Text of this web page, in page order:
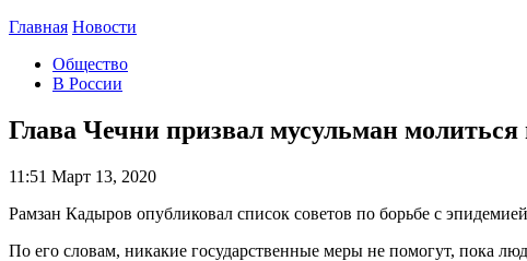
Главная Новости
Общество
В России
Глава Чечни призвал мусульман
11:51 Март 13, 2020
Рамзан Кадыров опубликовал список советов по борьбе с
По его словам, никакие государственные меры не помогут, пока